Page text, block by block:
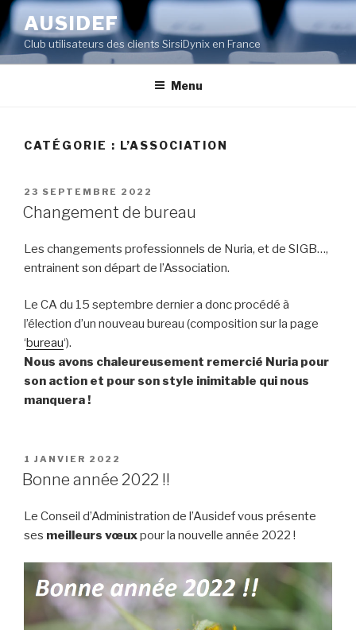
Aller
au
contenu
principal
AUSIDEF
Club utilisateurs des clients SirsiDynix en France
Menu
CATÉGORIE : L’ASSOCIATION
PUBLIÉ
LE
23 SEPTEMBRE 2022
Changement de bureau
Les changements professionnels de Nuria, et de SIGB…,
entrainent son départ de l’Association.
Le CA du 15 septembre dernier a donc procédé à
l’élection d’un nouveau bureau (composition sur la page
‘bureau‘).
Nous avons chaleureusement remercié Nuria pour
son action et pour son style inimitable qui nous
manquera !
PUBLIÉ
LE
1 JANVIER 2022
Bonne année 2022 !!
Le Conseil d’Administration de l’Ausidef vous présente
ses meilleurs vœuxpour la nouvelle année 2022 !